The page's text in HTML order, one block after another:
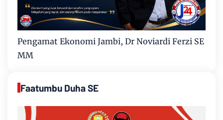
Pengamat Ekonomi Jambi, Dr Noviardi Ferzi SE
MM
Faatumbu Duha SE